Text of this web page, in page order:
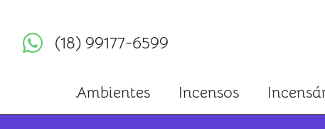
(18) 99177-6599
Ambientes Incensos